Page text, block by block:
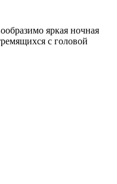
яркая ночная
с головой